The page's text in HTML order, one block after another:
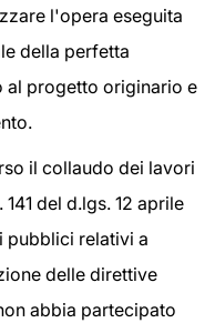
l'opera eseguita
della perfetta
al progetto originario e
il collaudo dei lavori
del d.lgs. 12 aprile
pubblici relativi a
delle direttive
abbia partecipato